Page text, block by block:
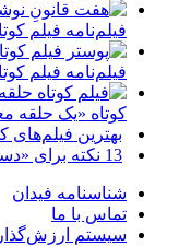
فیلم‌نامه فیلم
فیلم‌نامه فیلم
کوتاه «یک حلقه
بهترین فیلم‌های کوتاه سال
13 نکته برای «دستیار اول کارگردان» بهتری بودن
شناسنامه فیدان
تماس با ما
سیستم